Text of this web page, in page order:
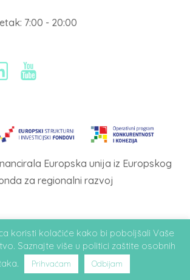
7:00 - 20:00
Europska unija iz Europskog
za regionalni razvoj
PIXEL - Copyright © 2026. Poliklinika Medical
Body Balance
koristi kolačiće kako bi poboljšali Vaše
Saznajte više u politici zaštite osobnih
. Prihvaćam Odbijam